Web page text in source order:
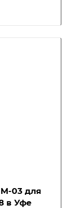
03 для
в Уфе